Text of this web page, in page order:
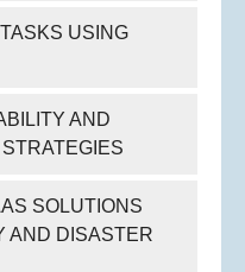
USING
AND
SOLUTIONS
AND DISASTER